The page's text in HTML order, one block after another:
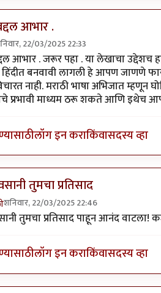
आभार .
22/03/2025 22:33
मालिकेचे माहिती नाही.byसस्नेह
आभार . जरूर पहा . या लेखाचा
हिंदीत बनवावी लागली हे आपण जाणणे
नाही. मराठी भाषा अभिजात म्हणून
प्रभावी माध्यम ठरू शकते आणि
लॉग इन कराकिंवासदस्य व्हा
तुमचा प्रतिसाद
शनिवार, 22/03/2025 22:46
मालिकेचे माहिती नाही.byसस्नेह
तुमचा प्रतिसाद पाहून आनंद
लॉग इन कराकिंवासदस्य व्हा